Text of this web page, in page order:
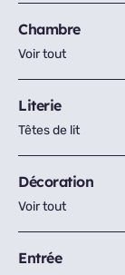
Chambre
Voir tout
Literie
Têtes de lit
Décoration
Voir tout
Entrée